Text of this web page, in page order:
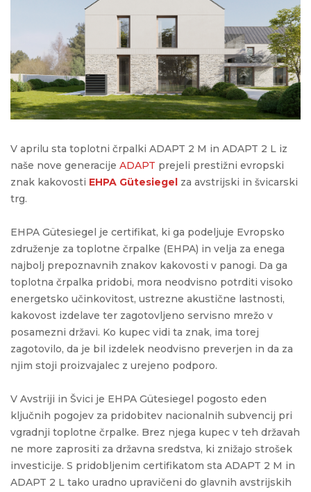
V aprilu sta toplotni črpalki ADAPT 2 M in ADAPT 2 L iz
naše nove generacije ADAPT prejeli prestižni evropski
znak kakovosti EHPA Gütesiegel za avstrijski in švicarski
trg.
EHPA Gütesiegel je certifikat, ki ga podeljuje Evropsko
združenje za toplotne črpalke (EHPA) in velja za enega
najbolj prepoznavnih znakov kakovosti v panogi. Da ga
toplotna črpalka pridobi, mora neodvisno potrditi visoko
energetsko učinkovitost, ustrezne akustične lastnosti,
kakovost izdelave ter zagotovljeno servisno mrežo v
posamezni državi. Ko kupec vidi ta znak, ima torej
zagotovilo, da je bil izdelek neodvisno preverjen in da za
njim stoji proizvajalec z urejeno podporo.
V Avstriji in Švici je EHPA Gütesiegel pogosto eden
ključnih pogojev za pridobitev nacionalnih subvencij pri
vgradnji toplotne črpalke. Brez njega kupec v teh državah
ne more zaprositi za državna sredstva, ki znižajo strošek
investicije. S pridobljenim certifikatom sta ADAPT 2 M in
ADAPT 2 L tako uradno upravičeni do glavnih avstrijskih